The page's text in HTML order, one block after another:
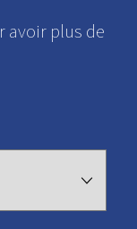
avoir plus de